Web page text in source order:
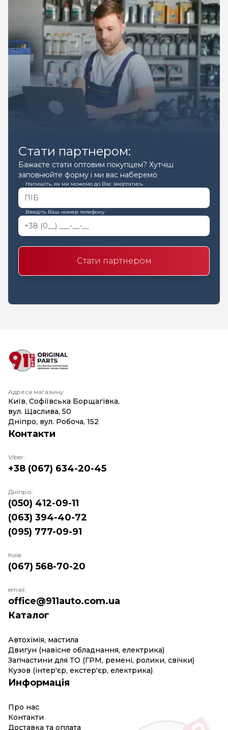
Стати партнером:
Бажаєте стати оптовим покупцем? Хутчіш
заповнюйте форму і ми вас наберемо
Напишіть, як ми можемо до Вас звертатись
Введіть Ваш номер телефону
Стати партнером
Адреса магазину
Київ, Софіївська Борщагівка,
вул. Щаслива, 50
Дніпро, вул. Робоча, 152
Каталог
Автохімія, мастила
Двигун (навісне обладнання, електрика)
Запчастини для ТО (ГРМ, ремені, ролики, свічки)
Кузов (інтер'єр, екстер'єр, електрика)
Информація
Про нас
Контакти
Доставка та оплата
Контакти
Viber:
+38 (067) 634-20-45
Дніпро:
(050) 412-09-11
(063) 394-40-72
(095) 777-09-91
Київ:
(067) 568-70-20
email:
office@911auto.com.ua